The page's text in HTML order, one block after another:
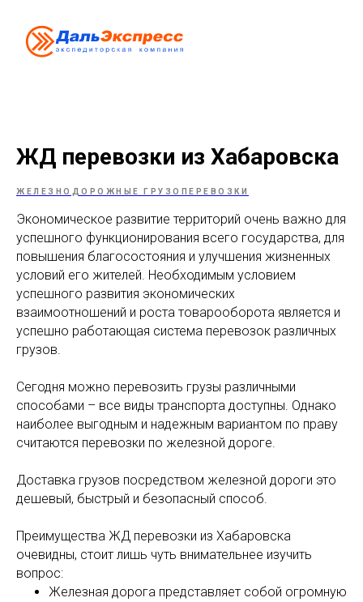
ЖД перевозки из Хабаровска
ЖЕЛЕЗНОДОРОЖНЫЕ ГРУЗОПЕРЕВОЗКИ
Экономическое развитие территорий очень важно для
успешного функционирования всего государства, для
повышения благосостояния и улучшения жизненных
условий его жителей. Необходимым условием
успешного развития экономических
взаимоотношений и роста товарооборота является и
успешно работающая система перевозок различных
грузов.
Сегодня можно перевозить грузы различными
способами – все виды транспорта доступны. Однако
наиболее выгодным и надежным вариантом по праву
считаются перевозки по железной дороге.
Доставка грузов посредством железной дороги это
дешевый, быстрый и безопасный способ.
Преимущества ЖД перевозки из Хабаровска
очевидны, стоит лишь чуть внимательнее изучить
вопрос:
Железная дорога представляет собой огромную